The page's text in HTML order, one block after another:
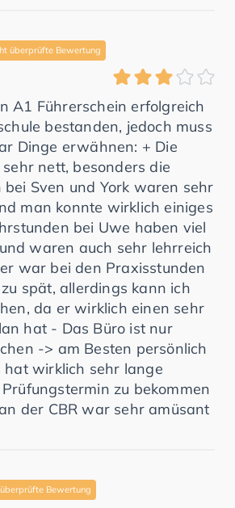
überprüfte Bewertung
A1 Führerschein erfolgreich
bestanden, jedoch muss
Dinge erwähnen: + Die
nett, besonders die
Sven und York waren sehr
man konnte wirklich einiges
bei Uwe haben viel
waren auch sehr lehrreich
war bei den Praxisstunden
spät, allerdings kann ich
da er wirklich einen sehr
hat - Das Büro ist nur
-> am Besten persönlich
hat wirklich sehr lange
zu bekommen
der CBR war sehr amüsant
Bewertung